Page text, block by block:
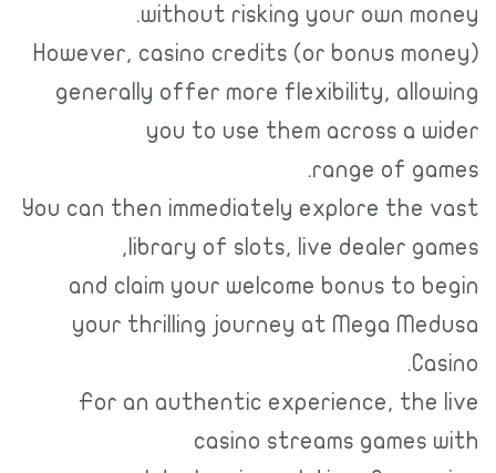
without risking your own money.
However, casino credits (or bonus money)
generally offer more flexibility, allowing
you to use them across a wider
range of games.
You can then immediately explore the vast
library of slots, live dealer games,
and claim your welcome bonus to begin
your thrilling journey at Mega Medusa
Casino.
For an authentic experience, the live
casino streams games with